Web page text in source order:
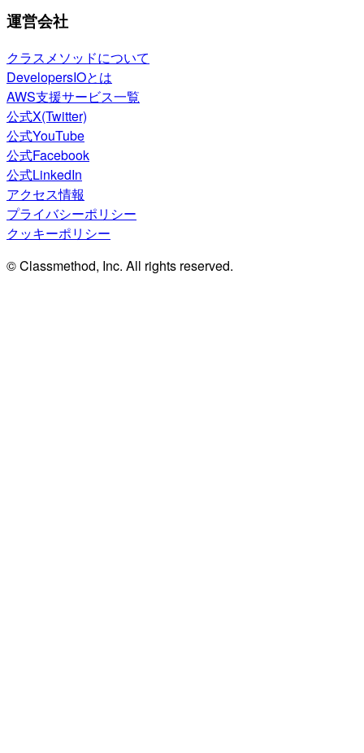
運営会社
クラスメソッドについて
DevelopersIOとは
AWS支援サービス一覧
公式X(Twitter)
公式YouTube
公式Facebook
公式LinkedIn
アクセス情報
プライバシーポリシー
クッキーポリシー
© Classmethod, Inc. All rights reserved.